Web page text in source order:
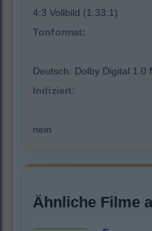
4:3 Vollbild (1.33:1)
Tonformat:
Deutsch: Dolby Digital 1.0
Indiziert:
nein
Ähnliche Filme